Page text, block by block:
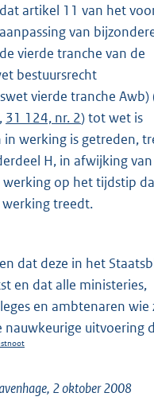
artikel 11 van het
van
vierde tranche van de
bestuursrecht
vierde tranche Awb)
31 124, nr. 2) tot wet is
in werking is getreden,
H, in afwijking
werking op het tijdstip
treedt.
dat deze in het
en dat alle ministeries,
en ambtenaren wie
nauwkeurige uitvoering
2 oktober 2008